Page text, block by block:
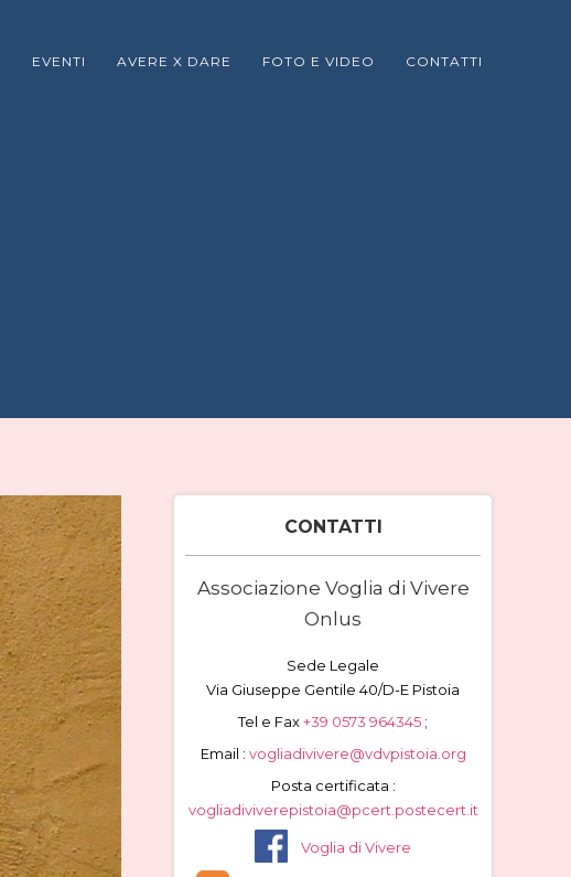
EVENTI AVERE X DARE FOTO E VIDEO CONTATTI
CONTATTI
Associazione Voglia di Vivere
Onlus
Sede Legale
Via Giuseppe Gentile 40/D-E Pistoia
Tel e Fax+39 0573 964345 ;
Email : vogliadivivere@vdvpistoia.org
Posta certificata :
vogliadiviverepistoia@pcert.postecert.it
Voglia di Vivere